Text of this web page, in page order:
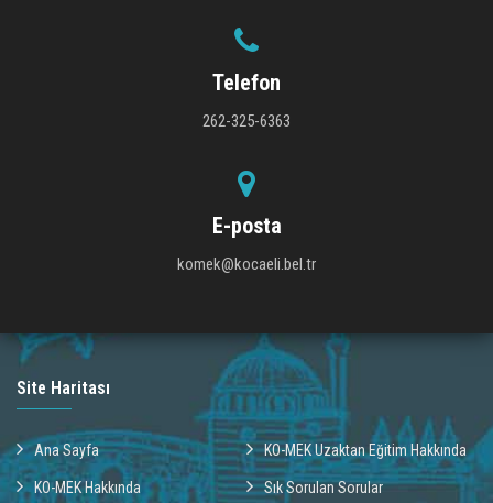
Telefon
262-325-6363
E-posta
komek@kocaeli.bel.tr
Site Haritası
Ana Sayfa KO-MEK Uzaktan Eğitim Hakkında
KO-MEK Hakkında Sık Sorulan Sorular